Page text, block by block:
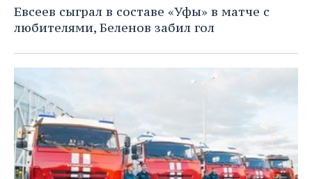
Евсеев сыграл в составе «Уфы» в матче с
любителями, Беленов забил гол